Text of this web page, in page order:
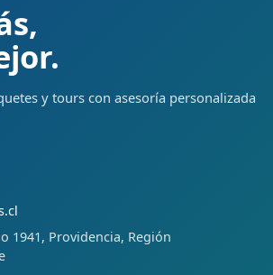
y tours con asesoría personalizada
1941, Providencia, Región